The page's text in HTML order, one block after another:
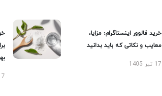
خرید فالوور اینستاگرام؛ مزایا،
معایب و نکاتی که باید بدانید
17 تیر 1405
17 تیر